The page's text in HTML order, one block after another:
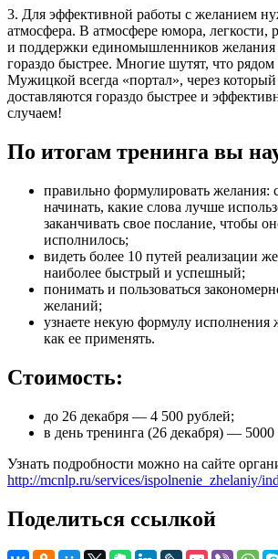
3. Для эффективной работы с желанием
атмосфера. В атмосфере юмора, легкости,
и поддержки единомышленников желания
гораздо быстрее. Многие шутят, что рядом
Мужицкой всегда «портал», через
доставляются гораздо быстрее и
случаем!
По итогам тренинга вы
правильно формулировать желания:
начинать, какие слова лучше
заканчивать свое послание, чтобы
исполнилось;
видеть более 10 путей реализации
наиболее быстрый и успешный;
понимать и пользоваться
желаний;
узнаете некую формулу исполнения
как ее применять.
Стоимость:
до 26 декабря — 4 500 рублей;
в день тренинга (26 декабря) — 5000
Узнать подробности можно на сайте
http://mcnlp.ru/services/ispolnenie_zhelaniy/
Поделиться ссылкой